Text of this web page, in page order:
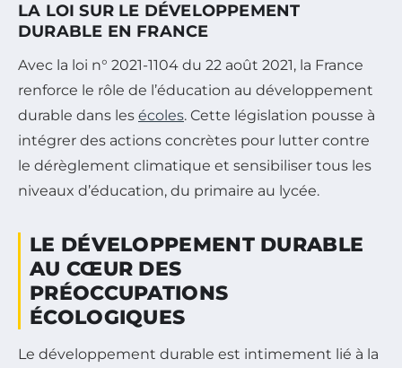
LA LOI SUR LE DÉVELOPPEMENT
DURABLE EN FRANCE
Avec la loi n° 2021-1104 du 22 août 2021, la France
renforce le rôle de l’éducation au développement
durable dans les écoles. Cette législation pousse à
intégrer des actions concrètes pour lutter contre
le dérèglement climatique et sensibiliser tous les
niveaux d’éducation, du primaire au lycée.
LE DÉVELOPPEMENT DURABLE
AU CŒUR DES
PRÉOCCUPATIONS
ÉCOLOGIQUES
Le développement durable est intimement lié à la